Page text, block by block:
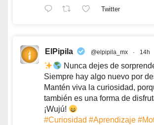
Twitter
ElPipila @elpipila_mx · 14h
Nunca dejes de
Siempre hay algo nuevo por
Mantén viva la curiosidad,
también es una forma de
¡Wujú!
#Curiosidad #Aprendizaje